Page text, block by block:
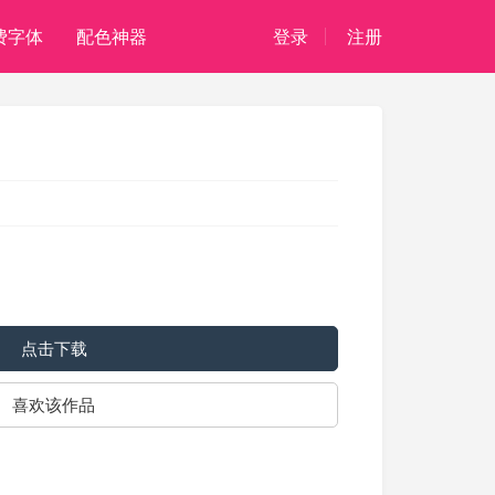
字体 配色神器 登录 注册
点击下载
喜欢该作品